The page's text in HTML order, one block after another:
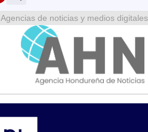
Agencias de noticias y medios digitales